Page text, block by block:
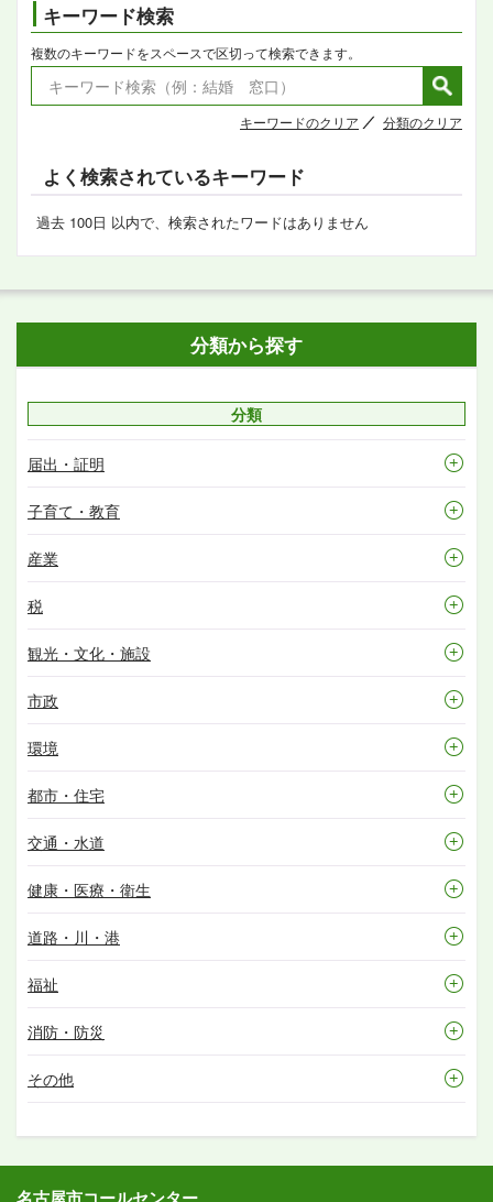
キーワード検索
複数のキーワードをスペースで区切って検索できます。
キーワードのクリア 分類のクリア
よく検索されているキーワード
過去 100日 以内で、検索されたワードはありません
分類から探す
分類
届出・証明
子育て・教育
産業
税
観光・文化・施設
市政
環境
都市・住宅
交通・水道
健康・医療・衛生
道路・川・港
福祉
消防・防災
その他